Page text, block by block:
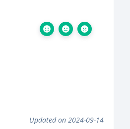
Updated on 2024-09-14